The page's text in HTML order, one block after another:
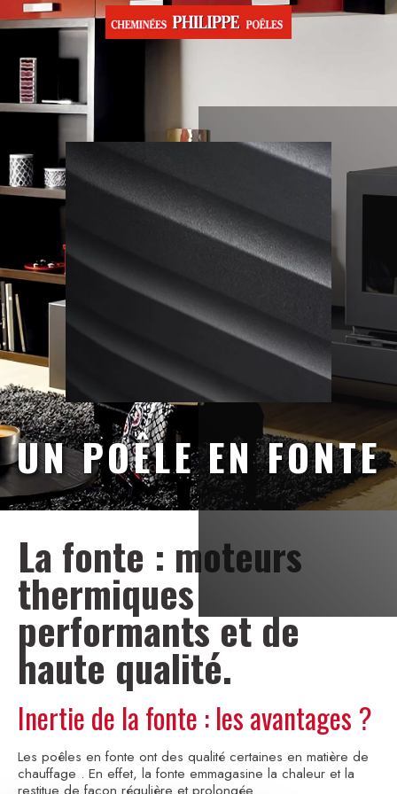
UN POÊLE EN FONTE
La fonte : moteurs
thermiques
performants et de
haute qualité.
Inertie de la fonte : les avantages ?
Les poêles en fonte ont des qualité certaines en matière de
chauffage . En effet, la fonte emmagasine la chaleur et la